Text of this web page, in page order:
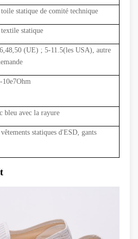
statique de comité technique
statique
(UE) ; 5-11.5(les USA), autre
10e7Ohm
bleu avec la rayure
statiques d'ESD, gants